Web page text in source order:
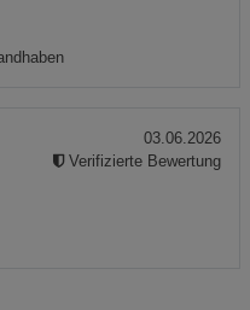
03.06.2026
Verifizierte Bewertung